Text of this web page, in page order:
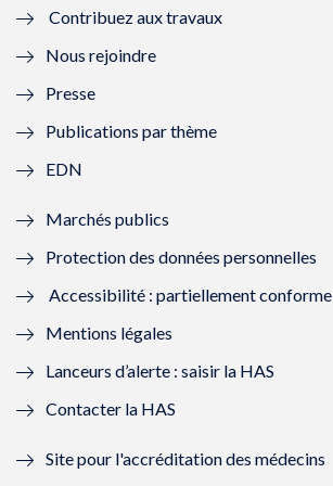
l
l
f
n
ê
t
r
e
)
e
e
n
ê
r
)
ê
t
e
ê
)
Contribuez aux travaux
Nous rejoindre
Presse
Publications par thème
EDN
Marchés publics
Protection des données personnelles
Accessibilité : partiellement conforme
Mentions légales
Lanceurs d’alerte : saisir la HAS
Contacter la HAS
Site pour l'accréditation des médecins